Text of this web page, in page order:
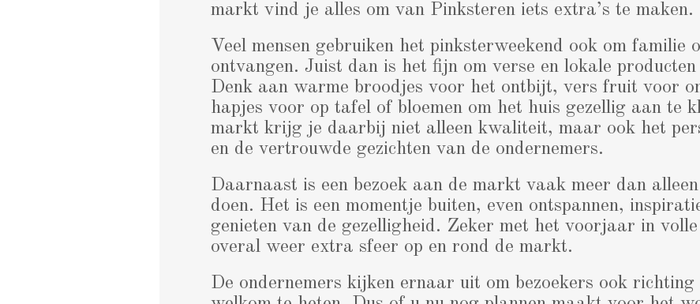
markt vind je alles om van Pinksteren iets extra’s te maken.
Veel mensen gebruiken het pinksterweekend ook om familie
ontvangen. Juist dan is het fijn om verse en lokale
Denk aan warme broodjes voor het ontbijt, vers fruit voor
hapjes voor op tafel of bloemen om het huis gezellig aan te
markt krijg je daarbij niet alleen kwaliteit, maar ook het
en de vertrouwde gezichten van de ondernemers.
Daarnaast is een bezoek aan de markt vaak meer dan alleen
doen. Het is een momentje buiten, even ontspannen,
genieten van de gezelligheid. Zeker met het voorjaar in
overal weer extra sfeer op en rond de markt.
De ondernemers kijken ernaar uit om bezoekers ook